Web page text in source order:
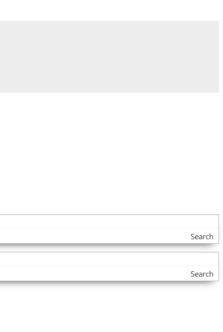
Search
Search